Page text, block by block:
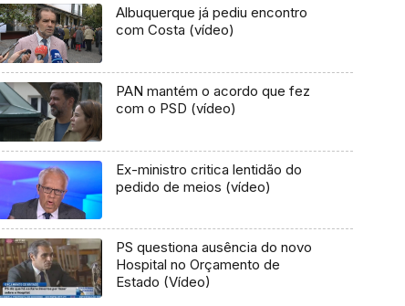
Albuquerque já pediu encontro
com Costa (vídeo)
PAN mantém o acordo que fez
com o PSD (vídeo)
Ex-ministro critica lentidão do
pedido de meios (vídeo)
PS questiona ausência do novo
Hospital no Orçamento de
Estado (Vídeo)